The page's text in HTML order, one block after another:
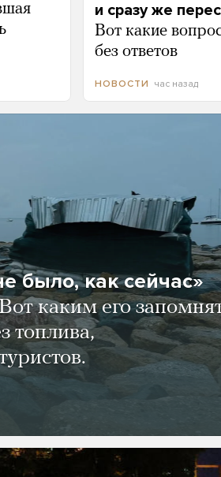
и сразу же
Вот какие
без ответов
НОВОСТИ час назад
было, как сейчас»
каким его
топлива,